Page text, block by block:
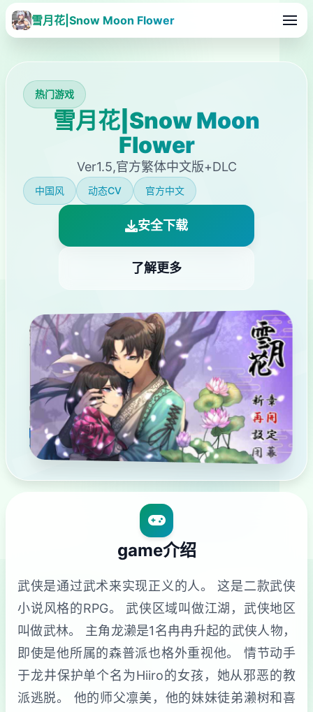
雪月花|Snow Moon Flower
热门游戏
雪月花|Snow Moon
Flower
Ver1.5,官方繁体中文版+DLC
中国风 动态CV 官方中文
安全下载
了解更多
game介绍
武侠是通过武术来实现正义的人。 这是二款武侠
小说风格的RPG。 武侠区域叫做江湖，武侠地区
叫做武林。 主角龙濑是1名冉冉升起的武侠人物，
即使是他所属的森普派也格外重视他。 情节动手
于龙井保护单个名为Hiiro的女孩，她从邪恶的教
派逃脱。 他的师父凛美，他的妹妹徒弟濑树和喜